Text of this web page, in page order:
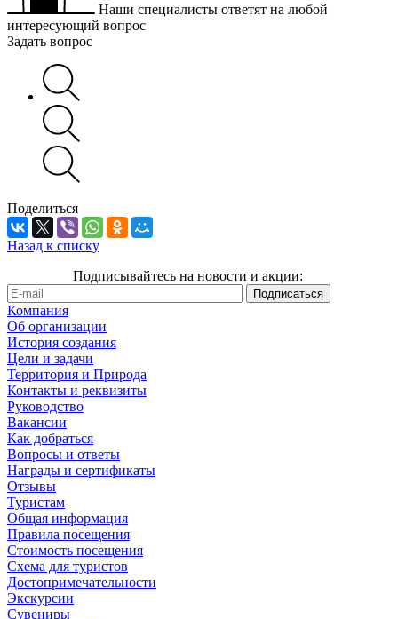
Наши специалисты ответят на любой
интересующий вопрос
Задать вопрос
Поделиться
Назад к списку
Подписывайтесь на новости и акции:
Компания
Об организации
История создания
Цели и задачи
Территория и Природа
Контакты и реквизиты
Руководство
Вакансии
Как добраться
Вопросы и ответы
Награды и сертификаты
Отзывы
Туристам
Общая информация
Правила посещения
Стоимость посещения
Схема для туристов
Достопримечательности
Экскурсии
Сувениры